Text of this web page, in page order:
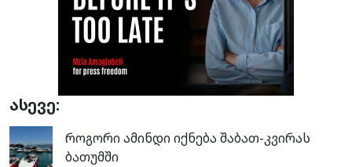
ასევე:
როგორი ამინდი იქნება შაბათ-კვირას
ბათუმში